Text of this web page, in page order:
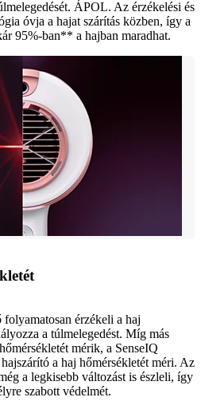
ÁPOL. Az érzékelési és
óvja a hajat szárítás közben, így a
95%-ban** a hajban maradhat.
érzékeli a haj
a túlmelegedést. Míg más
mérik, a SenseIQ
a haj hőmérsékletét méri. Az
a legkisebb változást is észleli, így
szabott védelmét.